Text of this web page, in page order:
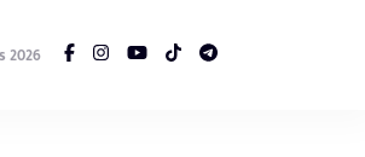
2026